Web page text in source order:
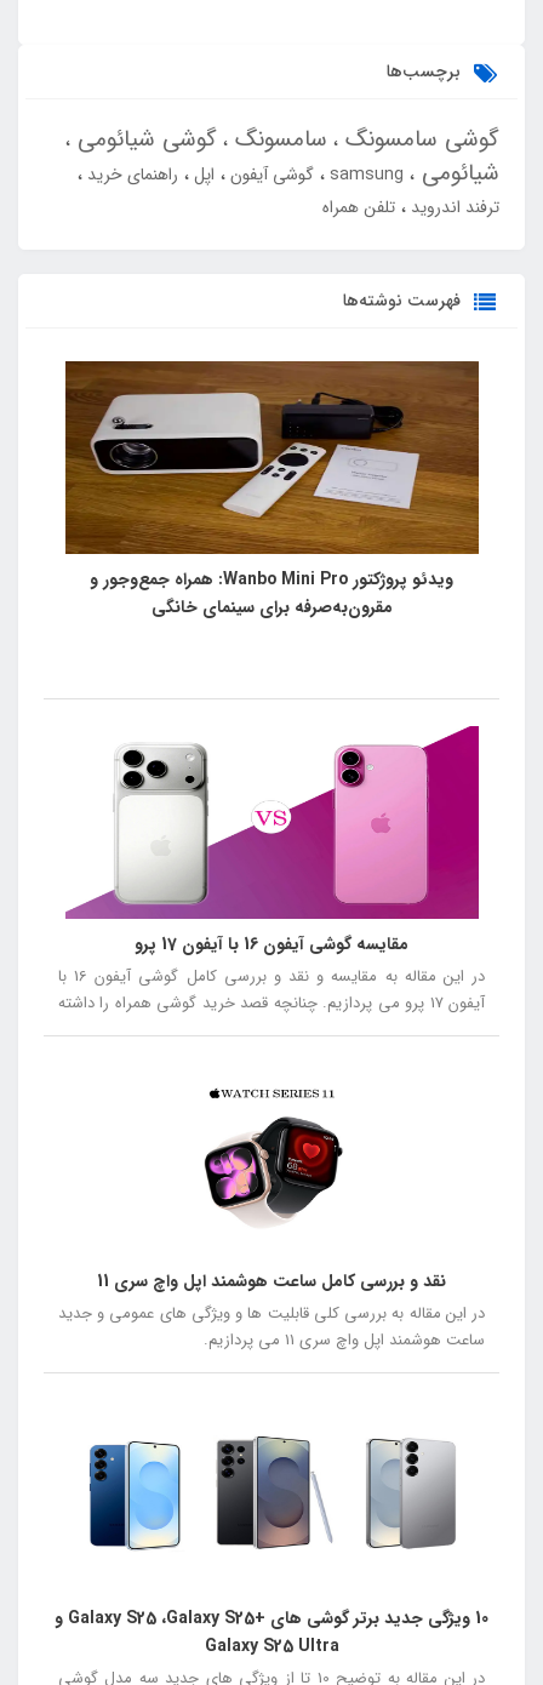
برچسب‌ها
گوشی سامسونگ سامسونگ گوشی شیائومی
شیائومی
samsung گوشی آیفون اپل
راهنمای خرید
ترفند اندروید
تلفن همراه
فهرست نوشته‌ها
ویدئو پروژکتور Wanbo Mini Pro: همراه جمع‌وجور و
مقرون‌به‌صرفه برای سینمای خانگی
مقایسه گوشی آیفون 16 با آیفون 17 پرو
در این مقاله به مقایسه و نقد و بررسی کامل گوشی آیفون 16 با
آیفون 17 پرو می پردازیم. چنانچه قصد خرید گوشی همراه را داشته
باشید توصیه می کنیم در ادامه این مقاله همراه ما باشید.
نقد و بررسی کامل ساعت هوشمند اپل واچ سری 11
در این مقاله به بررسی کلی قابلیت ها و ویژگی های عمومی و جدید
ساعت هوشمند اپل واچ سری 11 می پردازیم.
10 ویژگی جدید برتر گوشی های +Galaxy S25 ،Galaxy S25 و
Galaxy S25 Ultra
در این مقاله به توضیح 10 تا از ویژگی های جدید سه مدل گوشی